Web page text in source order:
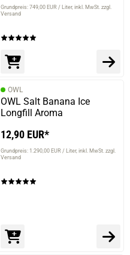
Grundpreis: 749,00 EUR / Liter inkl. MwSt. zzgl.
Versand
OWL
OWL Salt Banana Ice
Longfill Aroma
12,90 EUR*
Grundpreis: 1.290,00 EUR / Liter inkl. MwSt. zzgl.
Versand